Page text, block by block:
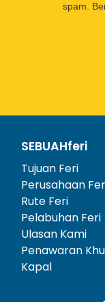
spam.
SEBUAHferi
Tujuan Feri
Perusahaan
Rute Feri
Pelabuhan Feri
Ulasan Kami
Penawaran
Kapal